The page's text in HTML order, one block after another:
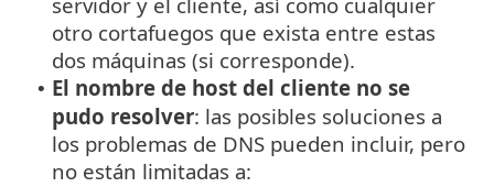
otro cortafuegos que exista entre estas
dos máquinas (si corresponde).
• El nombre de host del cliente no se
pudo resolver: las posibles soluciones a
los problemas de DNS pueden incluir, pero
no están limitadas a: